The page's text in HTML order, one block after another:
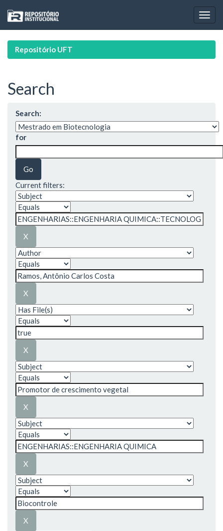
navigation
Repositório UFT
Search
Search:
for
Current filters: